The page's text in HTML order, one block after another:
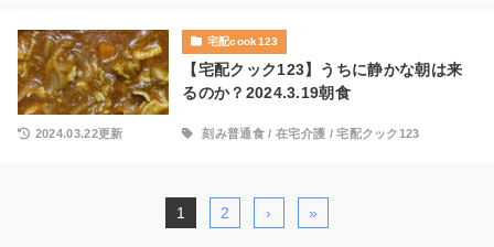
宅配cook123
【宅配クック123】うちに静かな朝は来
るのか？2024.3.19朝食
2024.03.22更新 刻み普通食/ 在宅介護 /宅配クック123
1 2 › »